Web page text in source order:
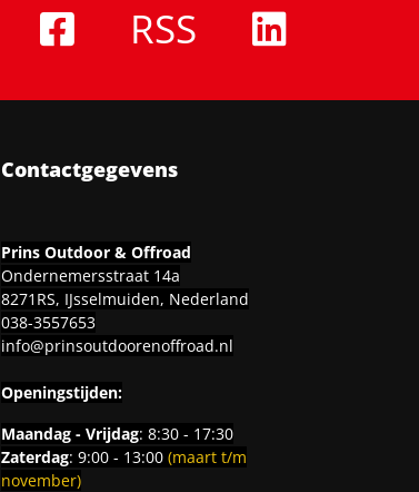
RSS
Contactgegevens
Prins Outdoor & Offroad
Ondernemersstraat 14a
8271RS, IJsselmuiden, Nederland
038-3557653
info@prinsoutdoorenoffroad.nl
Openingstijden:
Maandag - Vrijdag: 8:30 - 17:30
Zaterdag: 9:00 - 13:00 (maart t/m
november)